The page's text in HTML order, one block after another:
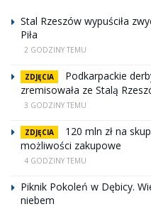
Stal Rzeszów wypuściła
Piła
2 GODZINY TEMU
ZDJĘCIA
Podkarpackie
zremisowała ze Stalą
3 GODZINY TEMU
ZDJĘCIA
120 mln zł na
możliwości zakupowe
4 GODZINY TEMU
Piknik Pokoleń w Dębicy.
niebem